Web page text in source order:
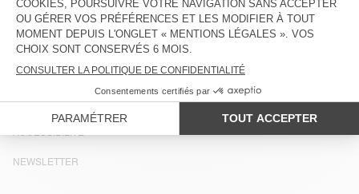
E-mail :contact@americanvintage-store.com
FRANCE
LANGUE :
ACCESSIBILITÉ
NEWSLETTER